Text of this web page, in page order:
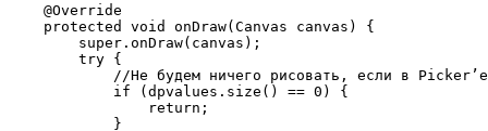
    @Override
    protected void onDraw(Canvas canvas) {
        super.onDraw(canvas);
        try {
//Не будем ничего рисовать, если в
            if (dpvalues.size() == 0) {
                return;
            }